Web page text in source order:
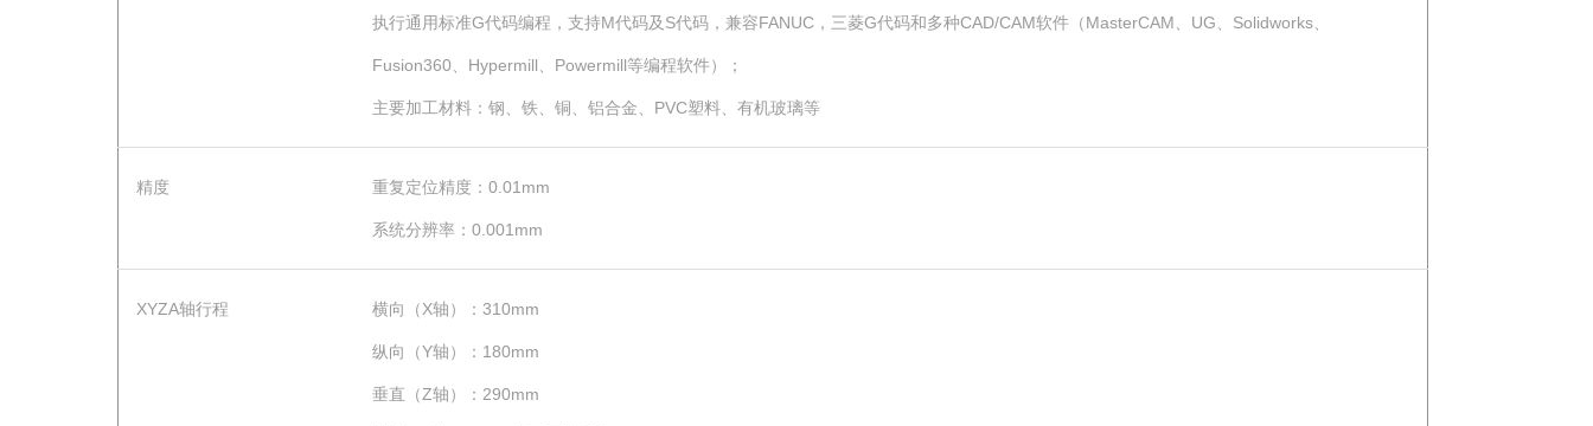
执行通用标准G代码编程，支持M代码及S代码，兼容FANUC，三菱G代码和多种CAD/CAM软件（MasterCAM、UG、Solidworks、
Fusion360、Hypermill、Powermill等编程软件）；
主要加工材料：钢、铁、铜、铝合金、PVC塑料、有机玻璃等
精度 重复定位精度：0.01mm
系统分辨率：0.001mm
XYZA轴行程 横向（X轴）：310mm
纵向（Y轴）：180mm
垂直（Z轴）：290mm